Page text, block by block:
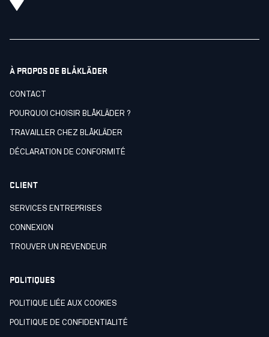
À PROPOS DE BLÅKLÄDER
CONTACT
POURQUOI CHOISIR BLÅKLÄDER ?
TRAVAILLER CHEZ BLÅKLÄDER
DÉCLARATION DE CONFORMITÉ
CLIENT
SERVICES ENTREPRISES
CONNEXION
TROUVER UN REVENDEUR
POLITIQUES
POLITIQUE LIÉE AUX COOKIES
POLITIQUE DE CONFIDENTIALITÉ